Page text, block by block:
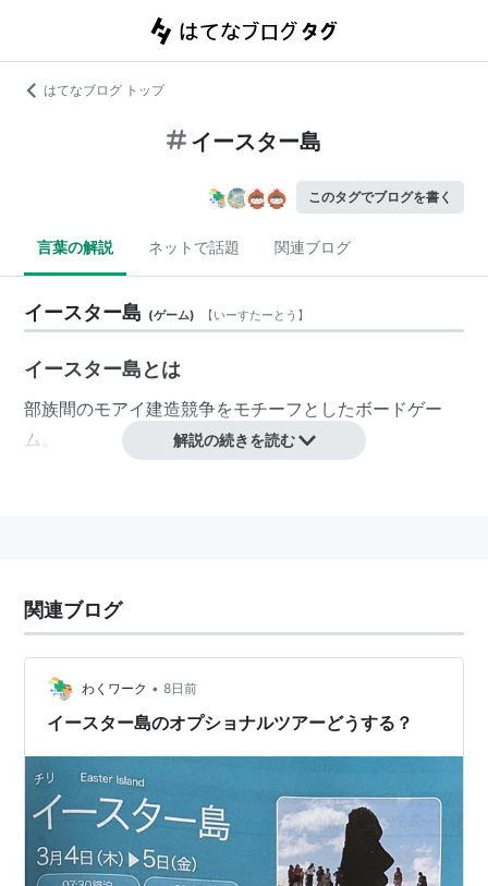
はてなブログ トップ
イースター島
このタグでブログを書く
言葉の解説 ネットで話題 関連ブログ
イースター島 (ゲーム) 【いーすたーとう 】
イースター島とは
部族間のモアイ建造競争をモチーフとしたボードゲー
ム。
ゴール順位だけではなくモアイの重さで勝敗を決する。
自分の手版に、カードで示された数の石を自分のモアイ
に入れて他人のモアイを前進させるか、他人のモアイに
入れて自分のモアイを前進させるか選ぶ。
数え、多いほうが勝利となる。
イースター島 ( 【いーすたーとう】
正式な名称は、先住民の言葉である「ラパ・ヌイ島」。
解説の続きを読む
関連ブログ
わくワーク • 8日前
イースター島のオプショナルツアーどうする？